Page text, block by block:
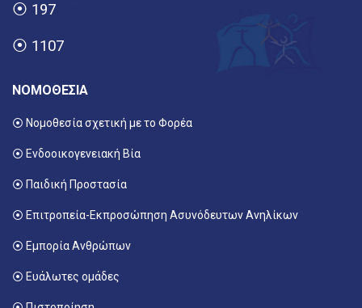
⦿ 197
⦿ 1107
ΝΟΜΟΘΕΣΙΑ
⦿ Νομοθεσία σχετική με το Φορέα
⦿ Ενδοοικογενειακή Βία
⦿ Παιδική Προστασία
⦿ Επιτροπεία-Εκπροσώπηση Ασυνόδευτων Ανηλίκων
⦿ Εμπορία Ανθρώπων
⦿ Ευάλωτες ομάδες